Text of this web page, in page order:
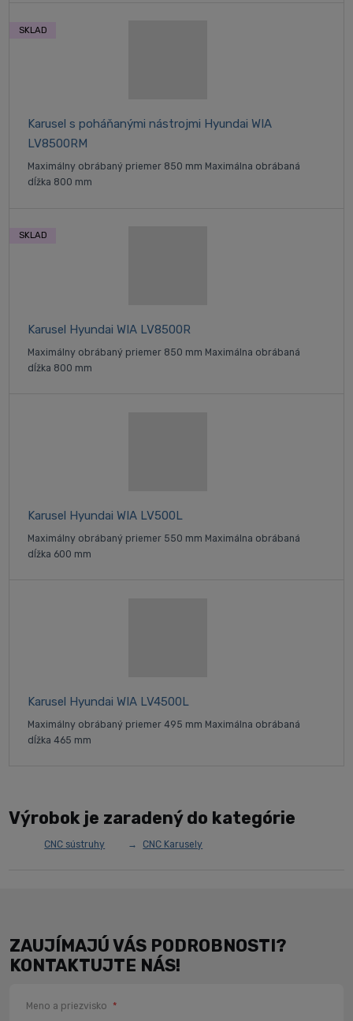
Karusel s poháňanými nástrojmi Hyundai WIA
LV8500RM
Maximálny obrábaný priemer 850 mm Maximálna obrábaná
dĺžka 800 mm
SKLAD
Karusel Hyundai WIA LV8500R
Maximálny obrábaný priemer 850 mm Maximálna obrábaná
dĺžka 800 mm
SKLAD
Karusel Hyundai WIA LV500L
Maximálny obrábaný priemer 550 mm Maximálna obrábaná
dĺžka 600 mm
Karusel Hyundai WIA LV4500L
Maximálny obrábaný priemer 495 mm Maximálna obrábaná
dĺžka 465 mm
Výrobok je zaradený do kategórie
CNC sústruhy CNC Karusely
ZAUJÍMAJÚ VÁS PODROBNOSTI?
KONTAKTUJTE NÁS!
Meno a priezvisko *